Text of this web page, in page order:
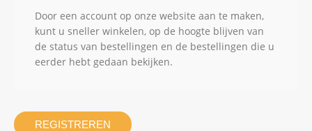
Door een account op onze website aan te maken,
kunt u sneller winkelen, op de hoogte blijven van
de status van bestellingen en de bestellingen die u
eerder hebt gedaan bekijken.
REGISTREREN